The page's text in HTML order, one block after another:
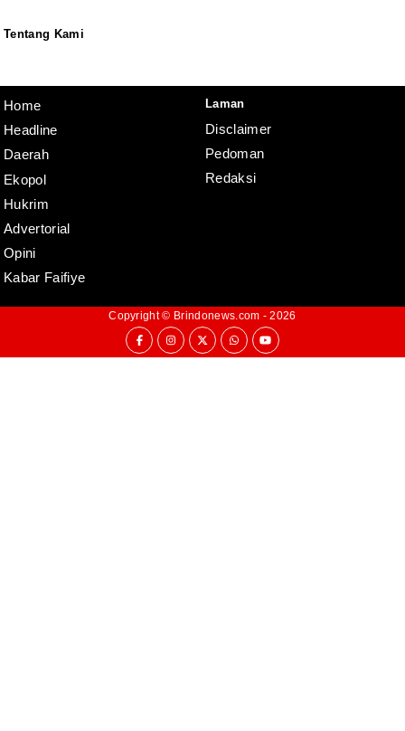
Tentang Kami
Home
Headline
Daerah
Ekopol
Hukrim
Advertorial
Opini
Kabar Faifiye
Laman
Disclaimer
Pedoman
Redaksi
Copyright © Brindonews.com - 2026